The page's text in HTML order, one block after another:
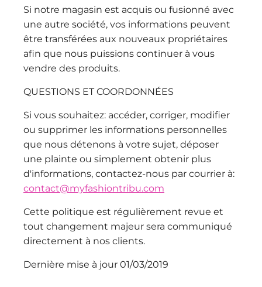
Si notre magasin est acquis ou fusionné avec
une autre société, vos informations peuvent
être transférées aux nouveaux propriétaires
afin que nous puissions continuer à vous
vendre des produits.
QUESTIONS ET COORDONNÉES
Si vous souhaitez: accéder, corriger, modifier
ou supprimer les informations personnelles
que nous détenons à votre sujet, déposer
une plainte ou simplement obtenir plus
d'informations, contactez-nous par courrier à:
contact@myfashiontribu.com
Cette politique est régulièrement revue et
tout changement majeur sera communiqué
directement à nos clients.
Dernière mise à jour 01/03/2019